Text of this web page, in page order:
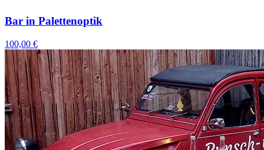
Bar in Palettenoptik
100,00 €